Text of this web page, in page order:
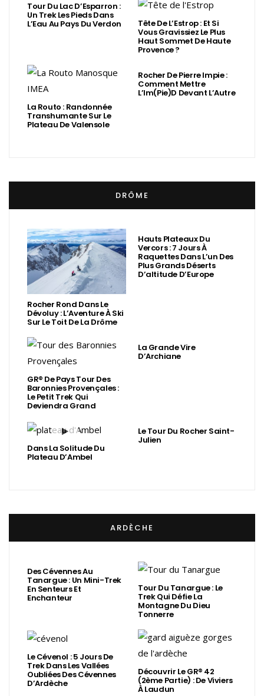
Tour Du Lac D’Esparron :
Un Trek Les Pieds Dans
L’Eau Au Pays Du Verdon Tête De L’Estrop : Et Si
Vous Gravissiez Le Plus
Haut Sommet De Haute
Provence ?
La Routo : Randonnée
Transhumante Sur Le
Plateau De Valensole
Rocher De Pierre Impie :
Comment Mettre
L’Im(Pie)d Devant L’Autre
DRÔME
Rocher Rond Dans Le
Dévoluy : L’Aventure À Ski
Sur Le Toit De La Drôme
Hauts Plateaux Du
Vercors : 7 Jours À
Raquettes Dans L’un Des
Plus Grands Déserts
D’altitude D’Europe
GR® De Pays Tour Des
Baronnies Provençales :
Le Petit Trek Qui
Deviendra Grand
La Grande Vire
D’Archiane
Dans La Solitude Du
Plateau D’Ambel
Le Tour Du Rocher Saint-
Julien
ARDÈCHE
Des Cévennes Au
Tanargue : Un Mini-Trek
En Senteurs Et
Enchanteur
Tour Du Tanargue : Le
Trek Qui Défie La
Montagne Du Dieu
Tonnerre
Le Cévenol : 5 Jours De
Trek Dans Les Vallées
Oubliées Des Cévennes
D’Ardèche
Découvrir Le GR® 42
(2ème Partie) : De Viviers
À Laudun